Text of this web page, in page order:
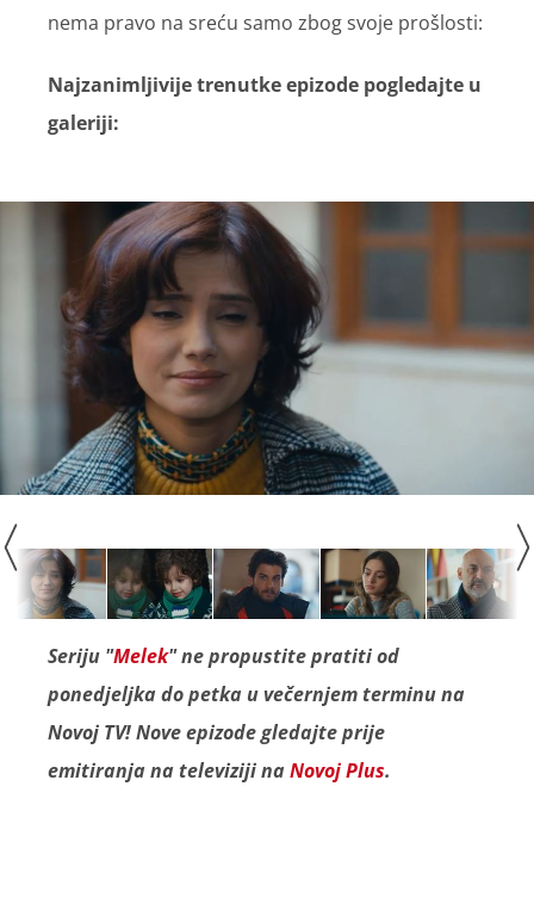
nema pravo na sreću samo zbog svoje prošlosti:
Najzanimljivije trenutke epizode pogledajte u
galeriji:
Seriju "Melek" ne propustite pratiti od
ponedjeljka do petka u večernjem terminu na
Novoj TV! Nove epizode gledajte prije
emitiranja na televiziji naNovoj Plus.